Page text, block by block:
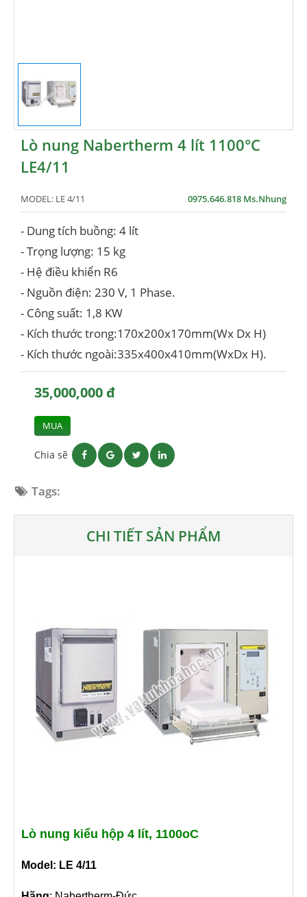
Lò nung Nabertherm 4 lít 1100°C
LE4/11
MODEL: LE 4/11 0975.646.818 Ms.Nhung
- Dung tích buồng: 4 lít
- Trọng lượng: 15 kg
- Hệ điều khiển R6
- Nguồn điện: 230 V, 1 Phase.
- Công suất: 1,8 KW
- Kích thước trong:170x200x170mm(Wx Dx H)
- Kích thước ngoài:335x400x410mm(WxDx H).
35,000,000 đ
MUA
Chia sẽ
Tags:
CHI TIẾT SẢN PHẨM
Lò nung kiểu hộp 4 lít, 1100oC
Model: LE 4/11